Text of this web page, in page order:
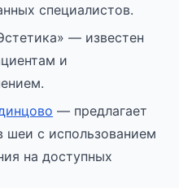
специалистов.
— известен
и
— предлагает
шеи с использованием
на доступных